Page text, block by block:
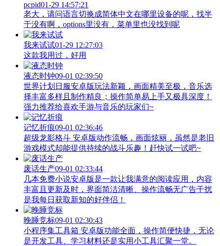
pcpid01-29 14:57:21
老大，请问语言切换成简体中文在哪里设备的呢，找半
于没有啊，options里没有，菜单里也没找到呢
我来试试01-29 12:27:03
这款我用过，好用
液态时钟09-01 02:39:50
世界计划日服安卓版玩法新颖，画面精美至极，音乐选
择丰富多样且制作精良；操作简单易上手又极具深度！
强力推荐给喜欢手游与音乐的玩家们~
记忆折痕09-01 02:36:46
超级龙影格斗 安卓版动作流畅，画面炫丽，虽然是老旧
游戏模式却能提供持续的战斗乐趣！赶快试一试吧~
废话生产09-01 02:33:44
几本免费小说安卓版是一款让我满意的阅读应用，内容
丰富且更新及时，界面简洁清晰、操作流畅无广告干扰
是我每日获取新知的好伴侣！
晚睡竞标09-01 02:30:43
小程序集工具箱 安卓版功能全面，操作简便快捷，无论
是开发工具、学习材料还是实用小工具汇聚一堂。